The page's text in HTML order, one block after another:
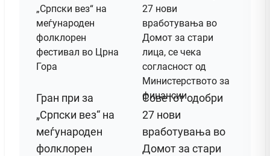
Гран при за
„Српски вез“ на
меѓународен
фолклорен
Советот одобри
27 нови
вработувања во
Домот за стари